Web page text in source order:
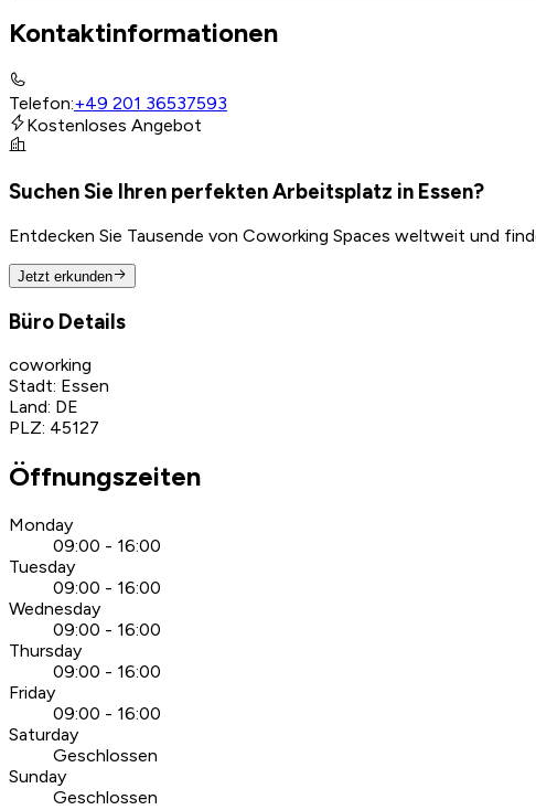
Kontaktinformationen
Telefon:+49 201 36537593
Kostenloses Angebot
Suchen Sie Ihren perfekten Arbeitsplatz in Essen?
Entdecken Sie Tausende von Coworking Spaces weltweit und
Jetzt erkunden
Büro Details
coworking
Stadt: Essen
Land: DE
PLZ: 45127
Öffnungszeiten
Monday
09:00 - 16:00
Tuesday
09:00 - 16:00
Wednesday
09:00 - 16:00
Thursday
09:00 - 16:00
Friday
09:00 - 16:00
Saturday
Geschlossen
Sunday
Geschlossen